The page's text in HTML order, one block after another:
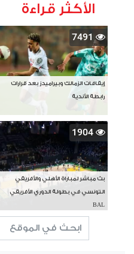
الأكثر قراءة
7491
إيقافات الزمالك وبيراميدز بعد قرارات
رابطة الأندية
1904
بث مباشر لمباراة الأهلي والأفريقي
التونسي في بطولة الدوري الأفريقي
BAL